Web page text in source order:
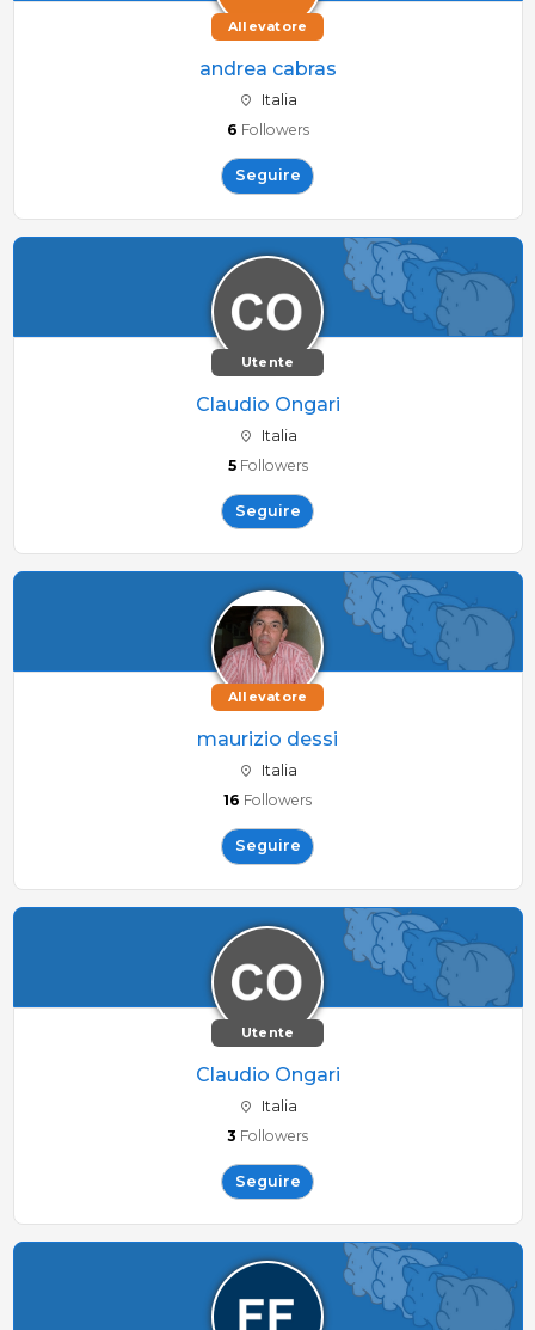
Allevatore
andrea cabras
Italia
6 Followers
Seguire
Utente
Claudio Ongari
Italia
5 Followers
Seguire
Allevatore
maurizio dessi
Italia
16 Followers
Seguire
Utente
Claudio Ongari
Italia
3 Followers
Seguire